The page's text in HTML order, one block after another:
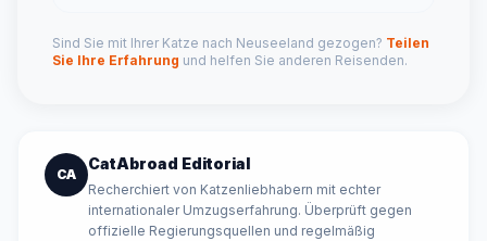
Sind Sie mit Ihrer Katze nach Neuseeland gezogen? Teilen
Sie Ihre Erfahrung und helfen Sie anderen Reisenden.
CA
CatAbroad Editorial
Recherchiert von Katzenliebhabern mit echter
internationaler Umzugserfahrung. Überprüft gegen
offizielle Regierungsquellen und regelmäßig